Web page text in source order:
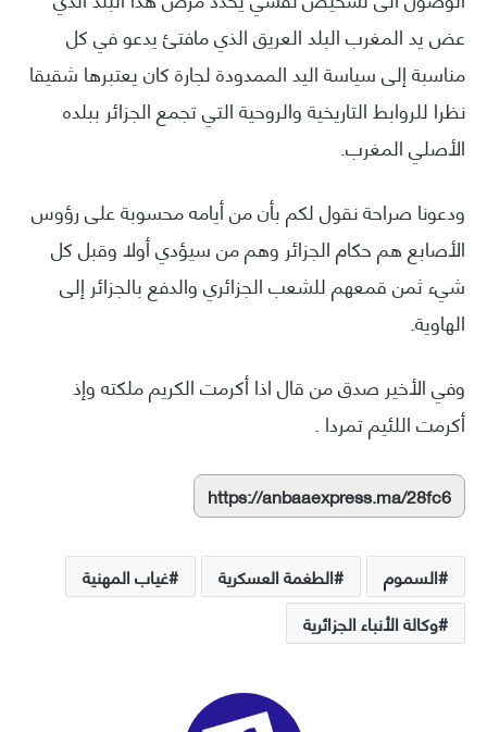
عض يد المغرب البلد العريق الذي مافتئ يدعو في كل
مناسبة إلى سياسة اليد الممدودة لجارة كان يعتبرها شقيقا
نظرا للروابط التاريخية والروحية التي تجمع الجزائر ببلده
الأصلي المغرب.
ودعونا صراحة نقول لكم بأن من أيامه محسوبة على رؤوس
الأصابع هم حكام الجزائر وهم من سيؤدي أولا وقبل كل
شيء ثمن قمعهم للشعب الجزائري والدفع بالجزائر إلى
الهاوية.
وفي الأخير صدق من قال اذا أكرمت الكريم ملكته وإذ
أكرمت اللئيم تمردا .
https://anbaaexpress.ma/28fc6
السموم الطغمة العسكرية
غياب المهنية
وكالة الأنباء الجزائرية